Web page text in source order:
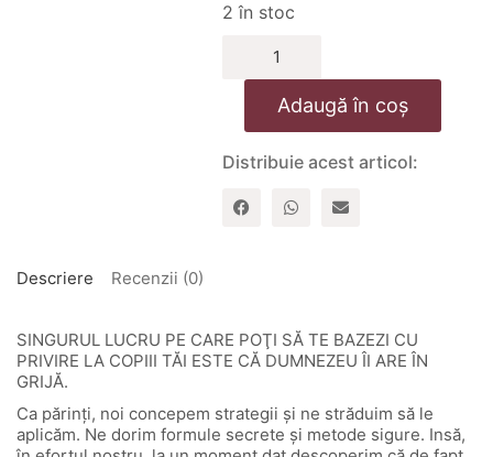
2 în stoc
Roaga-
unui
pentru
Adaugă în coș
Distribuie acest articol:
Descriere Recenzii (0)
SINGURUL LUCRU PE CARE POŢI SĂ TE BAZEZI CU
PRIVIRE LA COPIII TĂI ESTE CĂ DUMNEZEU ÎI ARE ÎN
GRIJĂ.
Ca părinţi, noi concepem strategii şi ne străduim să le
aplicăm. Ne dorim formule secrete şi metode sigure. Insă,